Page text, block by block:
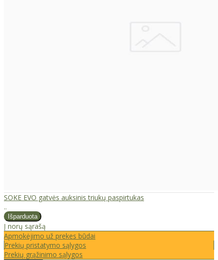
SOKE EVO gatvės auksinis triukų paspirtukas
..
Į norų sąrašą
Apmokėjimo už prekes būdai
Prekių pristatymo sąlygos
Prekių grąžinimo sąlygos